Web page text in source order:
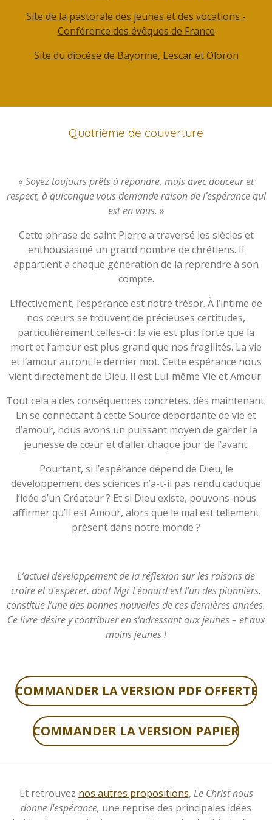
Site de la pastorale des jeunes et des vocations -
Conférence des évêques de France
Site du diocèse de Bayonne, Lescar et Oloron
Quatrième de couverture
«Soyez toujours prêts à répondre, mais avec douceur et
respect, à quiconque vous demande raison de l’espérance qui
est en vous. »
Cette phrase de saint Pierre a traversé les siècles et
enthousiasmé un grand nombre de chrétiens. Il
appartient à chaque génération de la reprendre à son
compte.
Effectivement, l’espérance est notre trésor. À l’intime de
nos cœurs se trouvent de précieuses certitudes,
particulièrement celles-ci : la vie est plus forte que la
mort et l’amour est plus grand que nos fragilités. La vie
et l’amour auront le dernier mot. Cette espérance nous
vient directement de Dieu. Il est Lui-même Vie et Amour.
Tout cela a des conséquences concrètes, dès maintenant.
En se connectant à cette Source débordante de vie et
d’amour, nous avons un puissant moyen de garder la
jeunesse de cœur et d’aller chaque jour de l’avant.
Pourtant, si l’espérance dépend de Dieu, le
développement des sciences n’a-t-il pas rendu caduque
l’idée d’un Créateur ? Et si Dieu existe, pouvons-nous
affirmer qu’Il est Amour, alors que le mal est tellement
présent dans notre monde ?
L’actuel développement de la réflexion sur les raisons de
croire et d’espérer, dont Mgr Léonard est l’un des pionniers,
constitue l’une des bonnes nouvelles de ces dernières années.
Ce livre désire y contribuer en s’adressant aux jeunes – et aux
moins jeunes !
COMMANDER LA VERSION PDF OFFERTE
COMMANDER LA VERSION PAPIER
Et retrouvez nos autres propositions, Le Christ nous
donne l'espérance, une reprise des principales idées